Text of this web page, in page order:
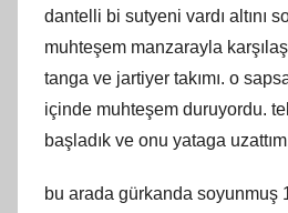
dantelli bi sutyeni vardı altını
muhteşem manzarayla
tanga ve jartiyer takımı. o
içinde muhteşem duruyordu.
başladık ve onu yataga
bu arada gürkanda soyunmuş